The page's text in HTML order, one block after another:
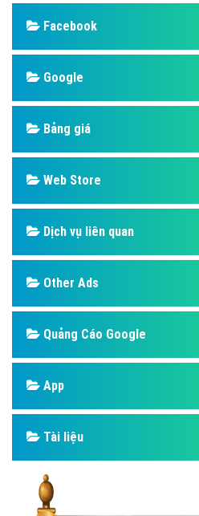
Facebook
Google
Bảng giá
Web Store
Dịch vụ liên quan
Other Ads
Quảng Cáo Google
App
Tài liệu